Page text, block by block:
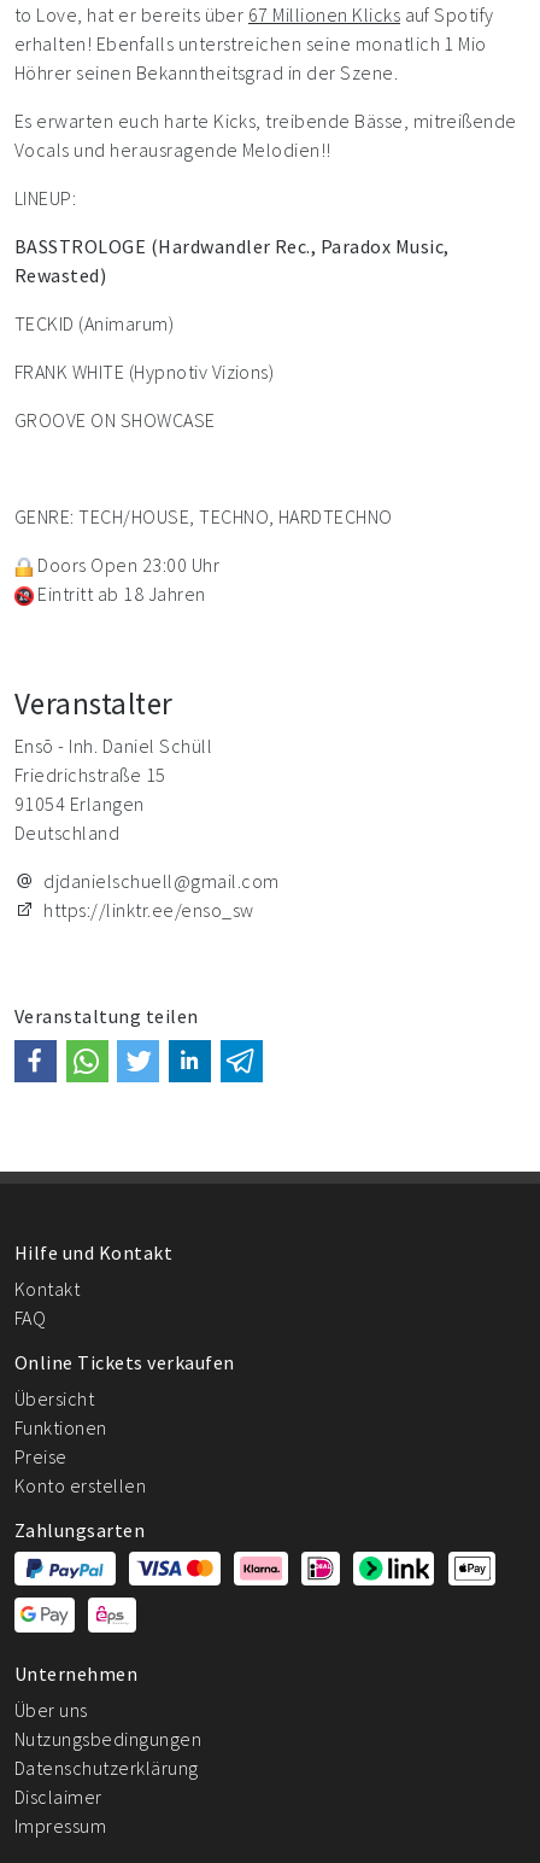
to Love, hat er bereits über 67 Millionen Klicks auf Spotify
erhalten! Ebenfalls unterstreichen seine monatlich 1 Mio
Höhrer seinen Bekanntheitsgrad in der Szene.
Es erwarten euch harte Kicks, treibende Bässe, mitreißende
Vocals und herausragende Melodien!!
LINEUP:
BASSTROLOGE (Hardwandler Rec., Paradox Music,
Rewasted)
TECKID (Animarum)
FRANK WHITE (Hypnotiv Vizions)
GROOVE ON SHOWCASE
GENRE: TECH/HOUSE, TECHNO, HARDTECHNO
Doors Open 23:00 Uhr
Eintritt ab 18 Jahren
Veranstalter
Ensō - Inh. Daniel Schüll
Friedrichstraße 15
91054 Erlangen
Deutschland
djdanielschuell@gmail.com
https://linktr.ee/enso_sw
Veranstaltung teilen
Hilfe und Kontakt
Kontakt
FAQ
Online Tickets verkaufen
Übersicht
Funktionen
Preise
Konto erstellen
Zahlungsarten
Unternehmen
Über uns
Nutzungsbedingungen
Datenschutzerklärung
Disclaimer
Impressum